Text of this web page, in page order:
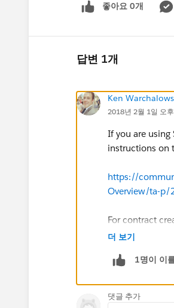
좋아요 0개
답변 1개
Ken
2018년 2월 1일 오
If you are using
instructions on
https://
Overview/ta-p/
For contract
(https://
The action
더 보기
1명이 이
댓글 추가